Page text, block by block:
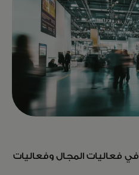
انضم إلى فريق Start Path في فعاليات المجال وفعاليات